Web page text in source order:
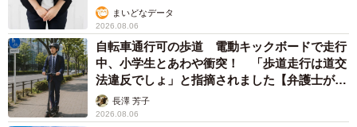
まいどなデータ
2026.08.06
自転車通行可の歩道 電動キックボードで走行
中、小学生とあわや衝突！ 「歩道走行は道交
法違反でしょ」と指摘されました【弁護士が解
説】長澤 芳子
2026.08.06